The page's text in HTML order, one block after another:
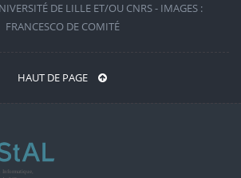
DE LILLE ET/OU CNRS - IMAGES :
FRANCESCO DE COMITÉ
HAUT DE PAGE